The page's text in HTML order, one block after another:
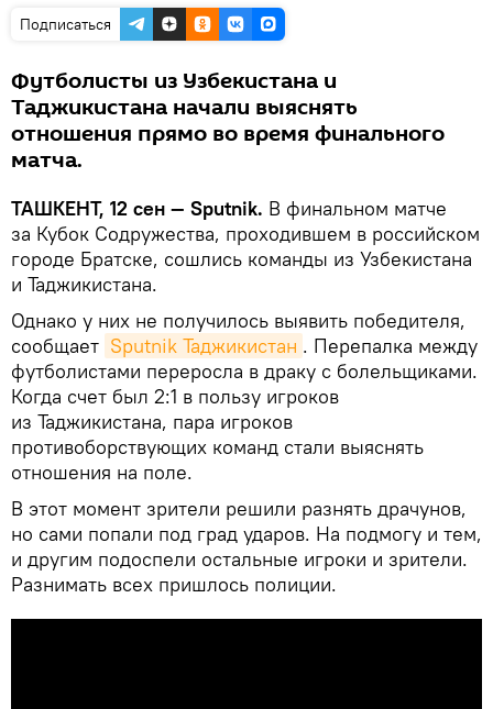
Подписаться
Футболисты из Узбекистана и
Таджикистана начали выяснять
отношения прямо во время финального
матча.
ТАШКЕНТ, 12 сен — Sputnik. В финальном матче
за Кубок Содружества, проходившем в российском
городе Братске, сошлись команды из Узбекистана
и Таджикистана.
Однако у них не получилось выявить победителя,
сообщает Sputnik Таджикистан . Перепалка между
футболистами переросла в драку с болельщиками.
Когда счет был 2:1 в пользу игроков
из Таджикистана, пара игроков
противоборствующих команд стали выяснять
отношения на поле.
В этот момент зрители решили разнять драчунов,
но сами попали под град ударов. На подмогу и тем,
и другим подоспели остальные игроки и зрители.
Разнимать всех пришлось полиции.